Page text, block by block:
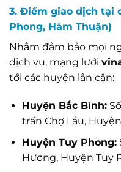
3. Điểm giao dịch tại
Phong, Hàm Thuận)
Nhằm đảm bảo mọi
dịch vụ, mạng lưới
tới các huyện lân cận:
Huyện Bắc Bình:
trấn Chợ Lầu,
Huyện Tuy Phong:
Hương, Huyện Tuy